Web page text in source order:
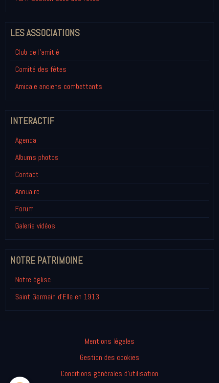
LES ASSOCIATIONS
Club de l'amitié
Comité des fêtes
Amicale anciens combattants
INTERACTIF
Agenda
Albums photos
Contact
Annuaire
Forum
Galerie vidéos
NOTRE PATRIMOINE
Notre église
Saint Germain d'Elle en 1913
Mentions légales
Gestion des cookies
Conditions générales d'utilisation